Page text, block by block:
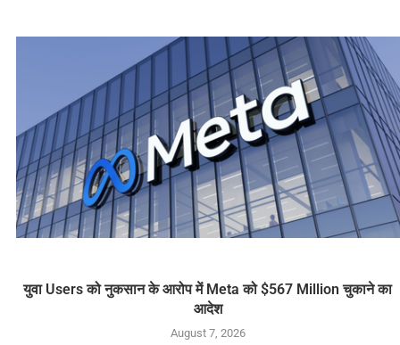
युवा Users को नुकसान के आरोप में Meta को $567 Million चुकाने का
आदेश
August 7, 2026